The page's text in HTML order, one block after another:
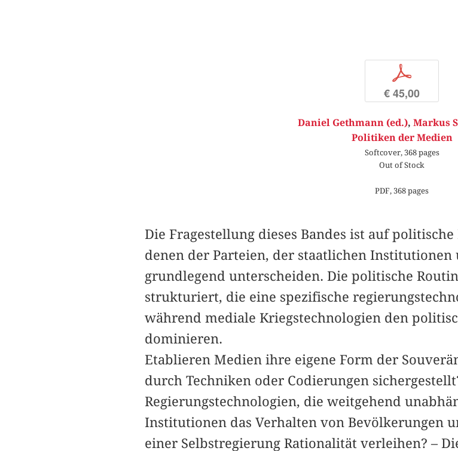
p
€ 45,00
Daniel Gethmann (ed.), Markus
Politiken der Medien
Softcover, 368 pages
Out of Stock
PDF, 368 pages
Die Fragestellung dieses Bandes ist auf
denen der Parteien, der staatlichen
grundlegend unterscheiden. Die politische
strukturiert, die eine spezifische
während mediale Kriegstechnologien den
dominieren.
Etablieren Medien ihre eigene Form der
durch Techniken oder Codierungen
Regierungstechnologien, die weitgehend
Institutionen das Verhalten von Bevölkerungen
einer Selbstregierung Rationalität verleihen? –